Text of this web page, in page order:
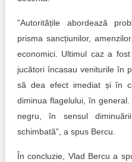
”Autoritățile abordează
prisma sancțiunilor,
economici. Ultimul caz a
jucători încasau veniturile în
să dea efect imediat și în
diminua flagelului, în
negru, în sensul
schimbată”, a spus Bercu.
În concluzie, Vlad Bercu a